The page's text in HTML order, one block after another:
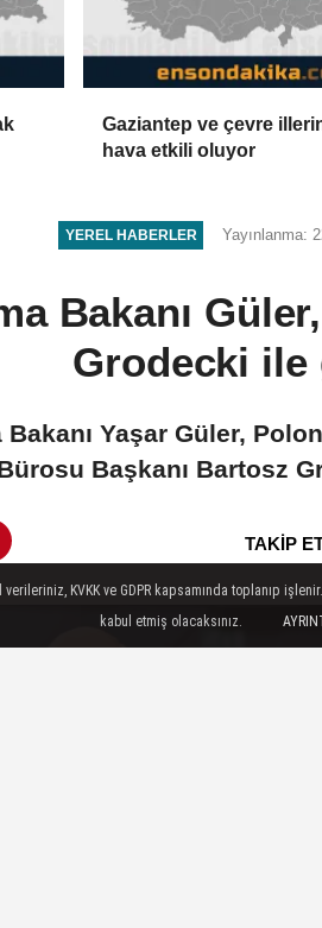
Gaziantep ve çevre
hava etkili oluyor
YEREL HABERLER Yayınlanma:
Bakanı
Grodecki ile
Yaşar Güler,
Başkanı Bartosz
TAKİP
KVKK ve GDPR kapsamında toplanıp
kabul etmiş olacaksınız.